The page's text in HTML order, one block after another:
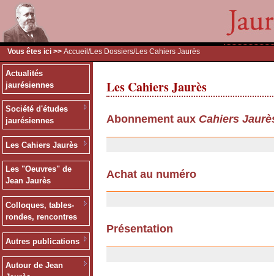
Vous êtes ici >> Accueil /Les Dossiers/Les Cahiers Jaurès
Actualités
jaurésiennes
Société d'études
jaurésiennes
Les Cahiers Jaurès
Les "Oeuvres" de
Jean Jaurès
Colloques, tables-
rondes, rencontres
Autres publications
Autour de Jean
Les Cahiers Jaurès
Abonnement aux Cahiers
Achat au numéro
Présentation